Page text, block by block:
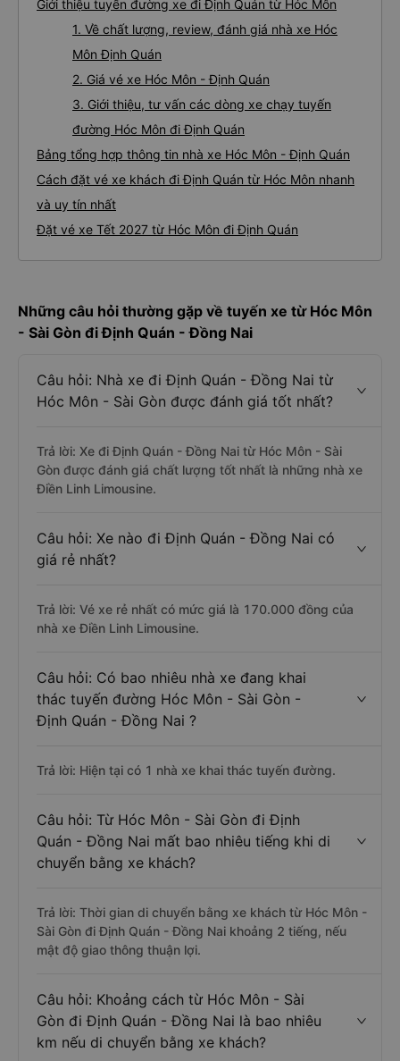
Giới thiệu tuyến đường xe đi Định Quán từ Hóc Môn
1. Về chất lượng, review, đánh giá nhà xe Hóc
Môn Định Quán
2. Giá vé xe Hóc Môn - Định Quán
3. Giới thiệu, tư vấn các dòng xe chạy tuyến
đường Hóc Môn đi Định Quán
Bảng tổng hợp thông tin nhà xe Hóc Môn - Định Quán
Cách đặt vé xe khách đi Định Quán từ Hóc Môn nhanh
và uy tín nhất
Đặt vé xe Tết 2027 từ Hóc Môn đi Định Quán
Những câu hỏi thường gặp về tuyến xe từ Hóc Môn
- Sài Gòn đi Định Quán - Đồng Nai
Câu hỏi: Nhà xe đi Định Quán - Đồng Nai từ
Hóc Môn - Sài Gòn được đánh giá tốt nhất?
Trả lời: Xe đi Định Quán - Đồng Nai từ Hóc Môn - Sài
Gòn được đánh giá chất lượng tốt nhất là những nhà xe
Điền Linh Limousine.
Câu hỏi: Xe nào đi Định Quán - Đồng Nai có
giá rẻ nhất?
Trả lời: Vé xe rẻ nhất có mức giá là 170.000 đồng của
nhà xe Điền Linh Limousine.
Câu hỏi: Có bao nhiêu nhà xe đang khai
thác tuyến đường Hóc Môn - Sài Gòn -
Định Quán - Đồng Nai ?
Trả lời: Hiện tại có 1 nhà xe khai thác tuyến đường.
Câu hỏi: Từ Hóc Môn - Sài Gòn đi Định
Quán - Đồng Nai mất bao nhiêu tiếng khi di
chuyển bằng xe khách?
Trả lời: Thời gian di chuyển bằng xe khách từ Hóc Môn -
Sài Gòn đi Định Quán - Đồng Nai khoảng 2 tiếng, nếu
mật độ giao thông thuận lợi.
Câu hỏi: Khoảng cách từ Hóc Môn - Sài
Gòn đi Định Quán - Đồng Nai là bao nhiêu
km nếu di chuyển bằng xe khách?